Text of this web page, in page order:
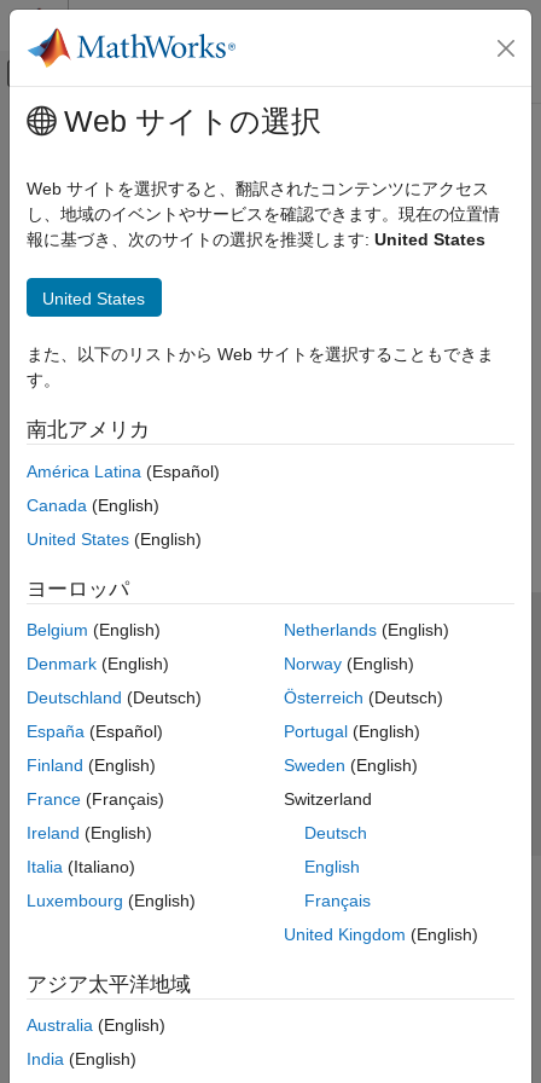
コンテンツへスキップ
オフキャンバス ナビゲーション メ
ドキュメンテーションのホーム
メインコンテンツ
Web サイトの選択
Web サイトを選択すると、翻訳されたコンテンツにアクセス
し、地域のイベントやサービスを確認できます。現在の位置情
報に基づき、次のサイトの選択を推奨します: United States
United States
また、以下のリストから Web サイトを選択することもできま
す。
南北アメリカ
América Latina (Español)
Canada (English)
United States (English)
ヨーロッパ
Belgium (English)
Denmark (English)
Deutschland (Deutsch)
España (Español)
Finland (English)
France (Français)
Ireland (English)
Italia (Italiano)
Luxembourg (English)
Netherlands(English)
Norway(English)
Österreich (Deutsch)
Portugal(English)
Sweden (English)
Switzerland
Deutsch
English
Français
United Kingdom (English)
アジア太平洋地域
Australia (English)
India (English)
トラストセンター
プライバシー ポリシー
違法コピー防止
アプリケーション ステータス
© 1994-2026 The MathWorks, Inc.